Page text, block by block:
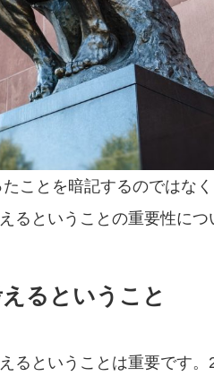
ことを暗記するのではな
るということの重要性につ
るということ
るということは重要です